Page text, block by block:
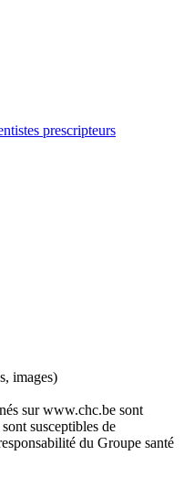
prescripteurs
images)
sur www.chc.be sont
susceptibles de
du Groupe santé